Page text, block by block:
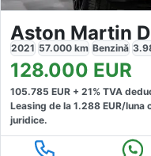
Aston Martin
2021 57.000 km Benzină
128.000 EUR
105.785 EUR + 21% TVA
Leasing de la 1.288 EUR/luna
juridice.